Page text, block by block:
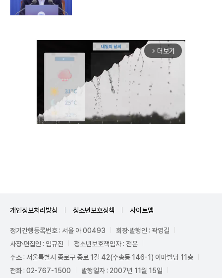
arrow_forward_ios 더보기
개인정보처리방침 청소년보호정책 사이트맵
정기간행등록번호 : 서울 아 00493
회장·발행인 : 곽영길
사장·편집인 : 임규진
청소년보호책임자 : 전운
주소 : 서울특별시 종로구 종로 1길 42(수송동 146-1) 이마빌딩 11층
전화 : 02-767-1500
발행일자 : 2007년 11월 15일